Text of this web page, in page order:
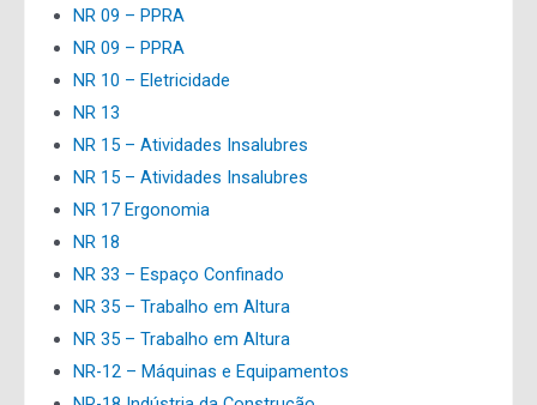
NR 09 – PPRA
NR 09 – PPRA
NR 10 – Eletricidade
NR 13
NR 15 – Atividades Insalubres
NR 15 – Atividades Insalubres
NR 17 Ergonomia
NR 18
NR 33 – Espaço Confinado
NR 35 – Trabalho em Altura
NR 35 – Trabalho em Altura
NR-12 – Máquinas e Equipamentos